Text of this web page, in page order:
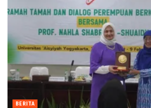
BERITA